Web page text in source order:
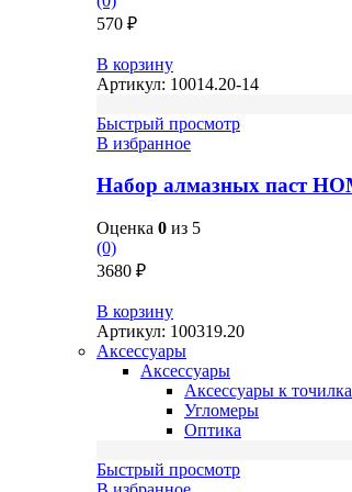
570 ₽
В корзину
Артикул: 10014.20-14
Быстрый просмотр
В избранное
Набор алмазных паст
Оценка 0 из 5
(0)
3680 ₽
В корзину
Артикул: 100319.20
Аксессуары
Аксессуары
Аксессуары к
Угломеры
Оптика
Быстрый просмотр